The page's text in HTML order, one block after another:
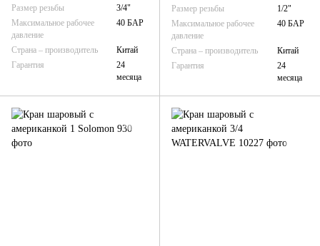
Размер резьбы
3/4"
Максимальное рабочее
давление
40 БАР
Страна – производитель
Китай
Гарантия
24
месяца
Размер резьбы
1/2"
Максимальное рабочее
давление
40 БАР
Страна – производитель
Китай
Гарантия
24
месяца